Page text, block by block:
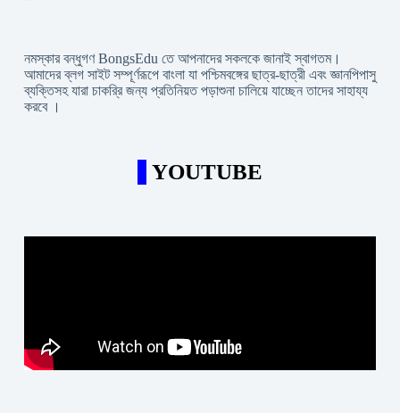
নমস্কার বন্ধুগণ BongsEdu তে আপনাদের সকলকে জানাই স্বাগতম।
আমাদের ব্লগ সাইট সম্পূর্ণরূপে বাংলা যা পশ্চিমবঙ্গের ছাত্র-ছাত্রী এবং জ্ঞানপিপাসু
ব্যক্তিসহ যারা চাকরি্র জন্য প্রতিনিয়ত পড়াশুনা চালিয়ে যাচ্ছেন তাদের সাহায্য
করবে ।
YOUTUBE